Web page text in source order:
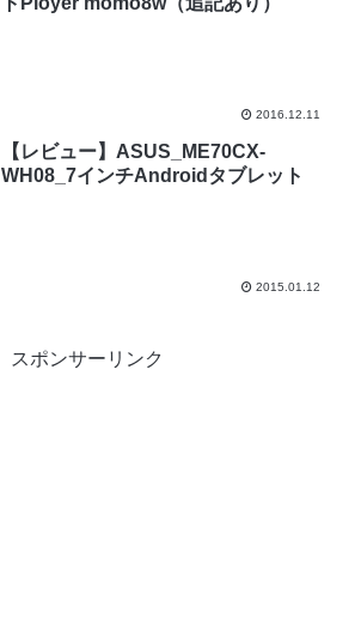
2016.12.11
【レビュー】ASUS_ME70CX-
WH08_7インチAndroidタブレット
2015.01.12
スポンサーリンク